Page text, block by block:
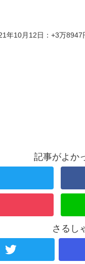
年10月12日：+3万8947
記事がよか
さるし